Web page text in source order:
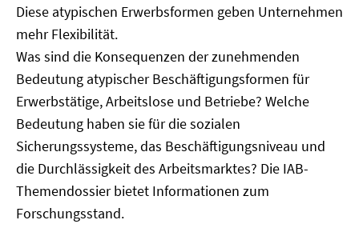
Diese atypischen Erwerbsformen geben Unternehmen
mehr Flexibilität.
Was sind die Konsequenzen der zunehmenden
Bedeutung atypischer Beschäftigungsformen für
Erwerbstätige, Arbeitslose und Betriebe? Welche
Bedeutung haben sie für die sozialen
Sicherungssysteme, das Beschäftigungsniveau und
die Durchlässigkeit des Arbeitsmarktes? Die IAB-
Themendossier bietet Informationen zum
Forschungsstand.